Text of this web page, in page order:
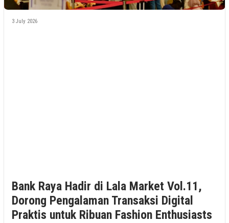
3 July 2026
Bank Raya Hadir di Lala Market Vol.11,
Dorong Pengalaman Transaksi Digital
Praktis untuk Ribuan Fashion Enthusiasts